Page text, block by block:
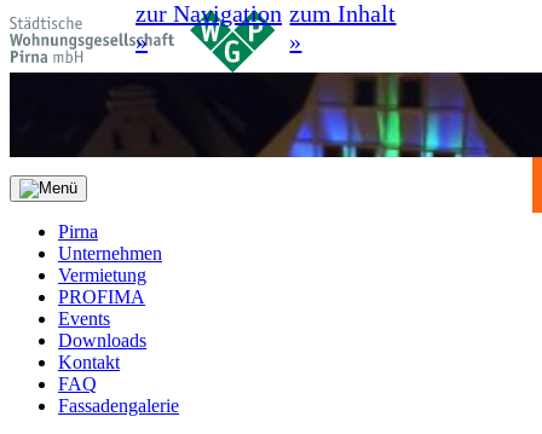
zur Navigation
»
zum Inhalt
»
Pirna
Unternehmen
Vermietung
PROFIMA
Events
Downloads
Kontakt
FAQ
Fassadengalerie